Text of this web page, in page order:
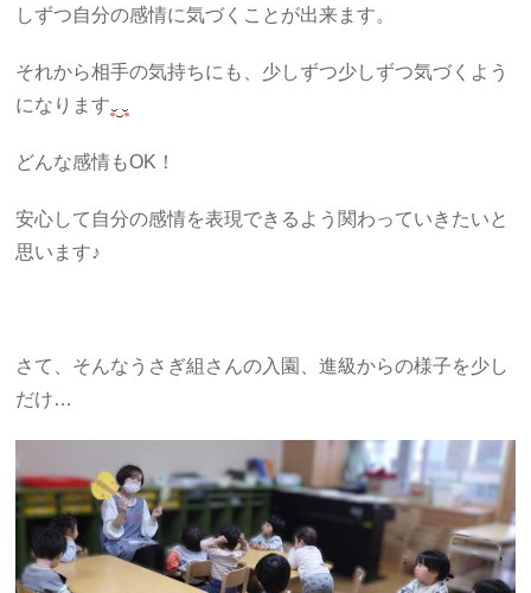
しずつ自分の感情に気づくことが出来ます。
それから相手の気持ちにも、少しずつ少しずつ気づくよう
になります
どんな感情もOK！
安心して自分の感情を表現できるよう関わっていきたいと
思います♪
さて、そんなうさぎ組さんの入園、進級からの様子を少し
だけ…